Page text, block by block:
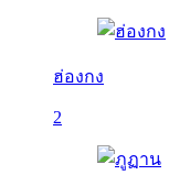
ฮ่องกง
2